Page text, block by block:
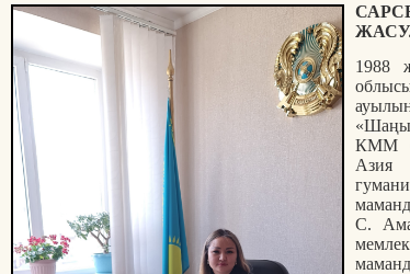
1988
КММ
Азия
С.